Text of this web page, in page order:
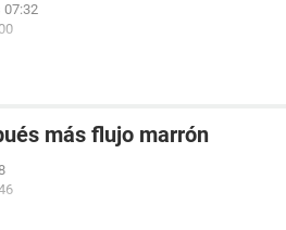
07:32
más flujo marrón